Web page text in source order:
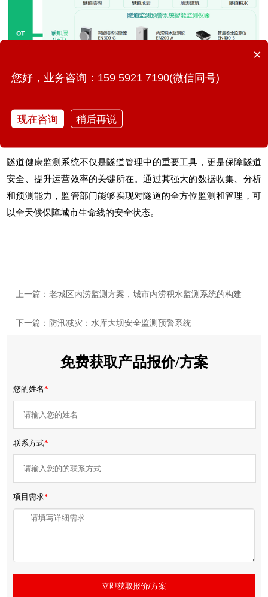
隧道健康监测系统不仅是隧道管理中的重要工具，更是保障隧道
安全、提升运营效率的关键所在。通过其强大的数据收集、分析
和预测能力，监管部门能够实现对隧道的全方位监测和管理，可
以全天候保障城市生命线的安全状态。
上一篇：老城区内涝监测方案，城市内涝积水监测系统的构建
下一篇：防汛减灾：水库大坝安全监测预警系统
免费获取产品报价/方案
您的姓名*
联系方式*
项目需求*
立即获取报价/方案
×
您好，业务咨询：159 5921 7190(微信同号)
现在咨询 稍后再说